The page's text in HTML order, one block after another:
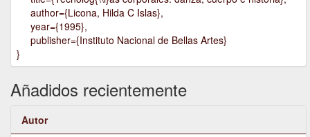
author={Licona, Hilda C Islas},
year={1995},
publisher={Instituto Nacional de Bellas Artes}
}
Añadidos recientemente
Autor